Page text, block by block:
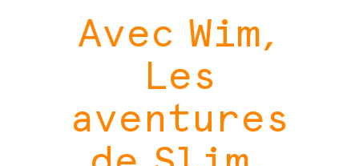
Avec Wim,
Les
aventures